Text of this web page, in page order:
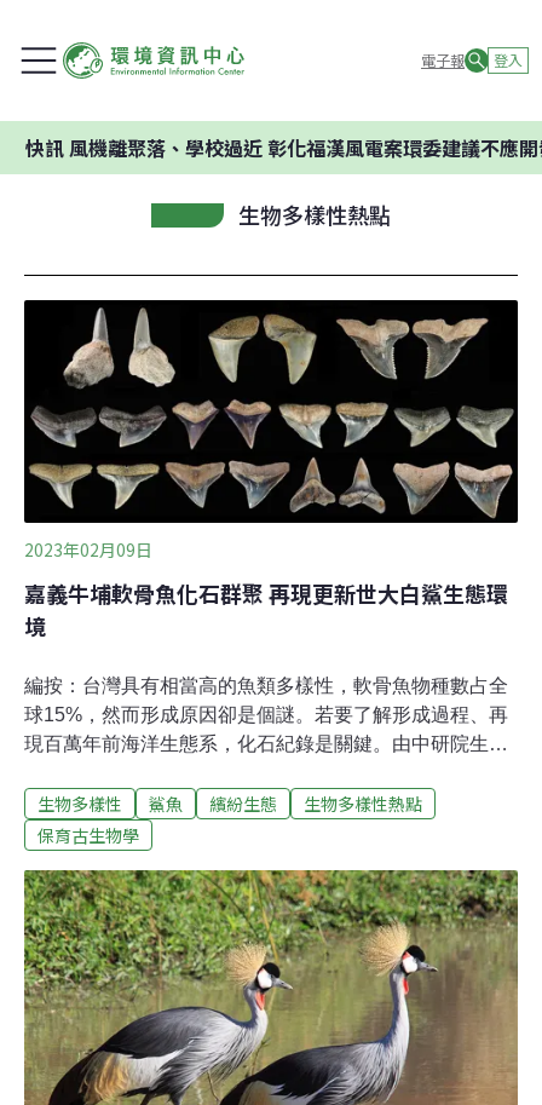
電子報 登入
風機離聚落、學校過近 彰化福漢風電案環委建議不應開發
生物多樣性熱點
2023年02月09日
嘉義牛埔軟骨魚化石群聚 再現更新世大白鯊生態環
境
編按：台灣具有相當高的魚類多樣性，軟骨魚物種數占全
球15%，然而形成原因卻是個謎。若要了解形成過程、再
現百萬年前海洋生態系，化石紀錄是關鍵。由中研院生物
土自嘉義牛埔的軟骨魚化石群聚，見證台灣西部海域生態
系的重大變遷，發現的半鋸鯊化石更是西太平洋首件更新
軟骨魚多樣性高 成因卻鮮為人知儘管生物幾乎占據地球上
的每個角落，但是全球的生物多樣性並不是平均分散在地
球表面，而是很不均勻地集中在某些特定區域，形成地理
上的生物多樣性熱點。印度-西太平洋大片的低緯度海域，
就是現今全球海洋生物多樣性最高的地方，特別是位於此
海域內的「珊瑚大三角」及鄰近區域，海洋生物的群聚結
構非常複雜。生物多樣性熱點的成因，因為與生態保育、
生物演化息息相關，因此一直是此領域熱門的研究議題。
生物多樣性 鯊魚 繽紛生態
生物多樣性熱點
保育古生物學